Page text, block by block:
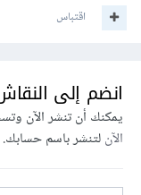
اقتباس
انضم إلى
يمكنك أن تنشر الآن
الآنلتنشر باسم حسابك.